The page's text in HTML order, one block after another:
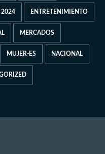
2024 ENTRETENIMIENTO
MERCADOS
MUJER-ES NACIONAL